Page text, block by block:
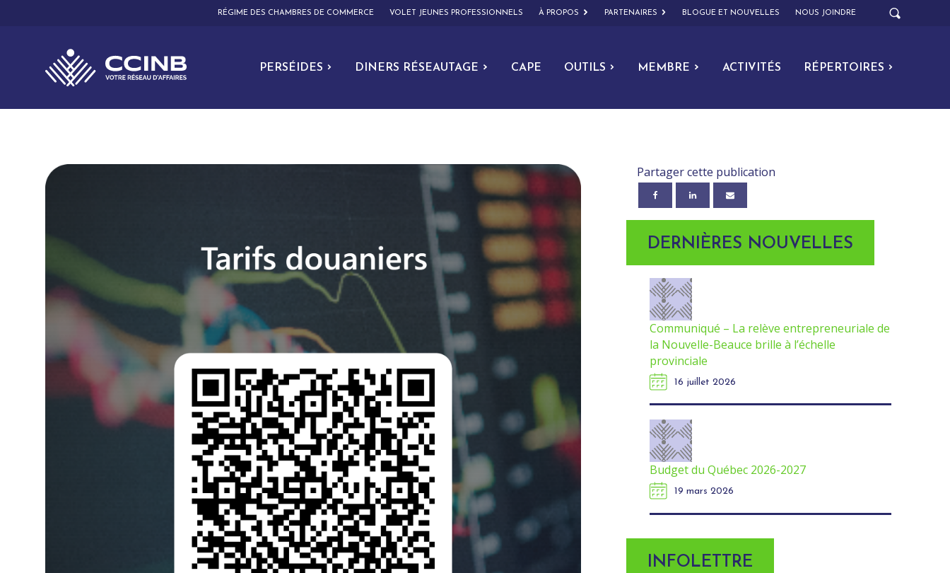
RÉGIME DES CHAMBRES DE COMMERCE VOLET JEUNES PROFESSIONNELS À PROPOS PARTENAIRES BLOGUE ET NOUVELLES NOUS JOINDRE
PERSÉIDES DINERS RÉSEAUTAGE CAPE OUTILS MEMBRE ACTIVITÉS RÉPERTOIRES
Partager cette publication
DERNIÈRES NOUVELLES
Communiqué – La relève entrepreneuriale de
la Nouvelle-Beauce brille à l’échelle
provinciale
16 juillet 2026
Budget du Québec 2026-2027
19 mars 2026
INFOLETTRE